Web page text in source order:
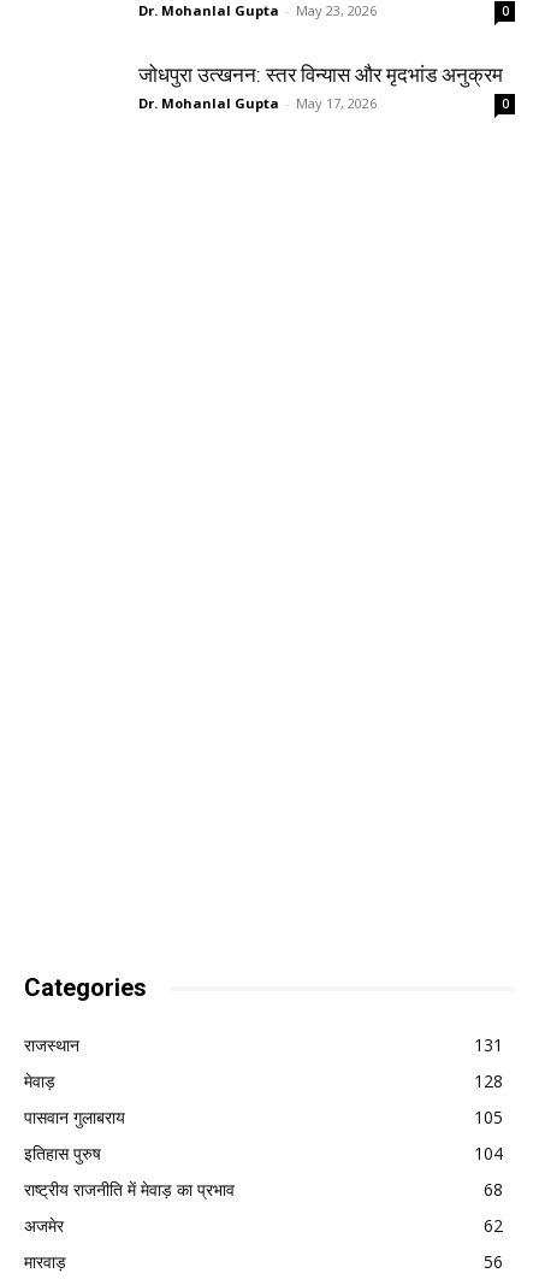
Dr. Mohanlal Gupta - May 23, 2026 0
जोधपुरा उत्खनन: स्तर विन्यास और मृदभांड अनुक्रम
Dr. Mohanlal Gupta - May 17, 2026 0
Categories
राजस्थान
131
मेवाड़
128
पासवान गुलाबराय
105
इतिहास पुरुष
104
राष्ट्रीय राजनीति में मेवाड़ का प्रभाव
68
अजमेर
62
मारवाड़
56